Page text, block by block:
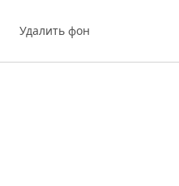
Удалить фон